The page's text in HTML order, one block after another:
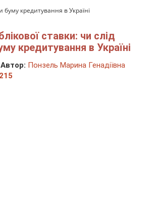
буму кредитування в Україні
ставки: чи слід
кредитування в Україні
Автор: Понзель Марина Генадіївна